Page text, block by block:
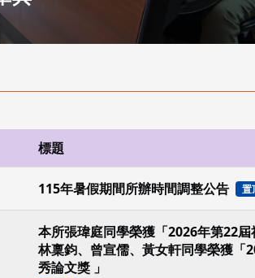
標題
115年暑假期間所辦時間調整公告 置
本所張瑋庭同學榮獲「2026年第22
林稟鈞、曾宣儒、黃女軒同學榮獲「
秀論文獎 」